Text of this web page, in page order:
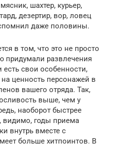
шахтер, курьер,
дезертир, вор, ловец
даже половины.
в том, что это не просто
придумали развлечения
свои особенности,
ценность персонажей в
вашего отряда. Так,
выше, чем у
наоборот быстрее
видимо, годы приема
внутрь вместе с
больше хитпоинтов. В